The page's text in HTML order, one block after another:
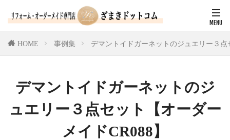
HOME 事例集 デマントイドガーネットのジュエリー３
デマントイドガーネットのジ
ュエリー３点セット【オーダー
メイドCR088】